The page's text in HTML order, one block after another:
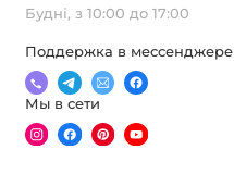
Будні, з 10:00 до 17:00
Поддержка в мессенджере
Мы в сети